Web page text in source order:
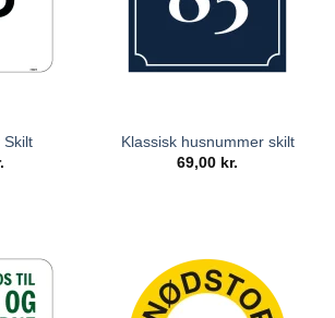
Skilt
Klassisk husnummer skilt
69,00 kr.